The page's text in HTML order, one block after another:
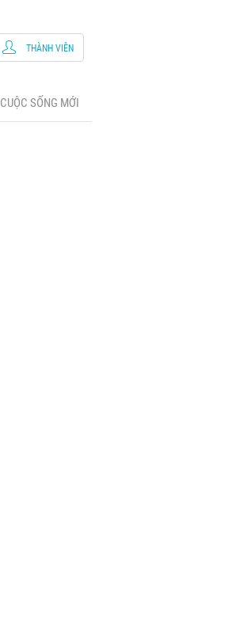
CUỘC SỐNG MỚI
THÀNH VIÊN